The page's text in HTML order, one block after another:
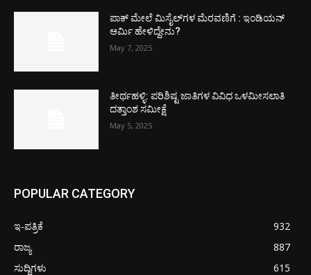
ಪಾಕ್​ ಮೇಲೆ ಮಿಸೈಲ್​ಗಳ ಮೆರವಣಿಗೆ : ಇಂಡಿಯನ್
ಆರ್ಮಿ ಹೇಳಿದ್ದೇನು?
May 7, 2025
ತೀರ್ಥಹಳ್ಳಿ: ಪರಿಶಿಷ್ಟ ಜಾತಿಗಳ ವಿವಿಧ ಒಳಮೀಸಲಾತಿ
ದತ್ತಾಂಶ ಸಮೀಕ್ಷೆ
May 5, 2025
POPULAR CATEGORY
ಇ-ಪತ್ರಿಕೆ
932
ರಾಜ್ಯ
887
ಸುದ್ದಿಗಳು
615